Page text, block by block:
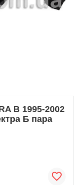
B 1995-2002
Б пара